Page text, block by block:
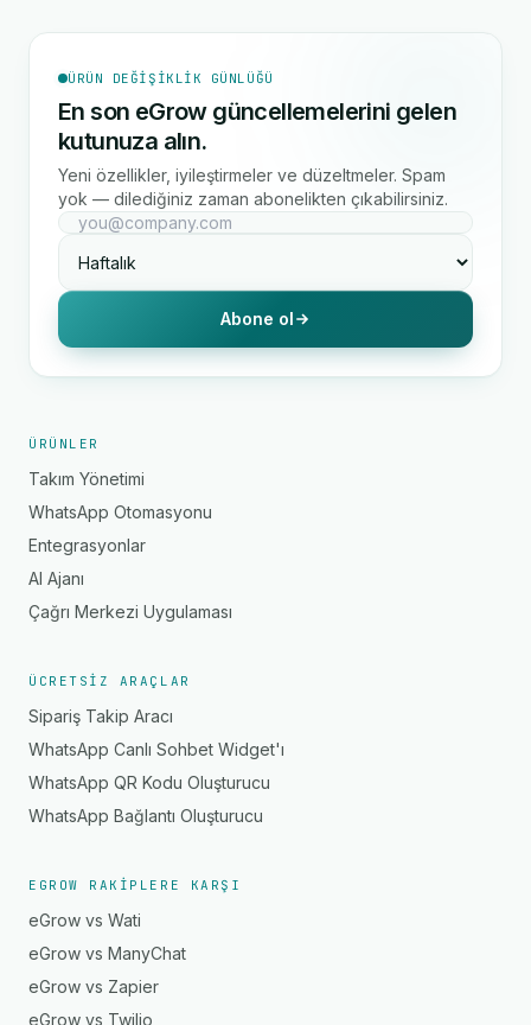
ÜRÜN DEĞIŞIKLIK GÜNLÜĞÜ
En son eGrow güncellemelerini gelen
kutunuza alın.
Yeni özellikler, iyileştirmeler ve düzeltmeler. Spam
yok — dilediğiniz zaman abonelikten çıkabilirsiniz.
Abone ol
ÜRÜNLER
Takım Yönetimi
WhatsApp Otomasyonu
Entegrasyonlar
AI Ajanı
Çağrı Merkezi Uygulaması
ÜCRETSIZ ARAÇLAR
Sipariş Takip Aracı
WhatsApp Canlı Sohbet Widget'ı
WhatsApp QR Kodu Oluşturucu
WhatsApp Bağlantı Oluşturucu
EGROW RAKIPLERE KARŞI
eGrow vs Wati
eGrow vs ManyChat
eGrow vs Zapier
eGrow vs Twilio